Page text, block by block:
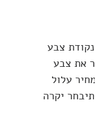
צבע
את צבע
עלול
יקרה